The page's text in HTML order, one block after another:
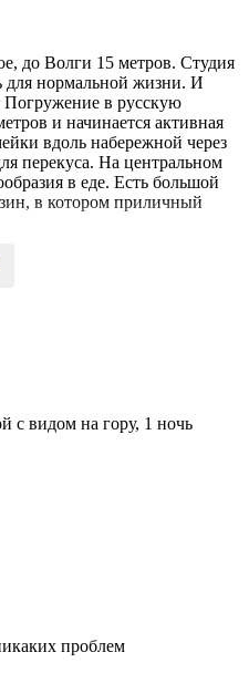
до Волги 15 метров. Студия
для нормальной жизни. И
Погружение в русскую
и начинается активная
вдоль набережной через
перекуса. На центральном
в еде. Есть большой
в котором приличный
с видом на гору, 1 ночь
проблем